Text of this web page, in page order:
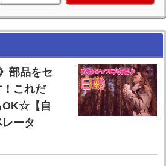
部品をセ
これだ
OK☆【自
ータ